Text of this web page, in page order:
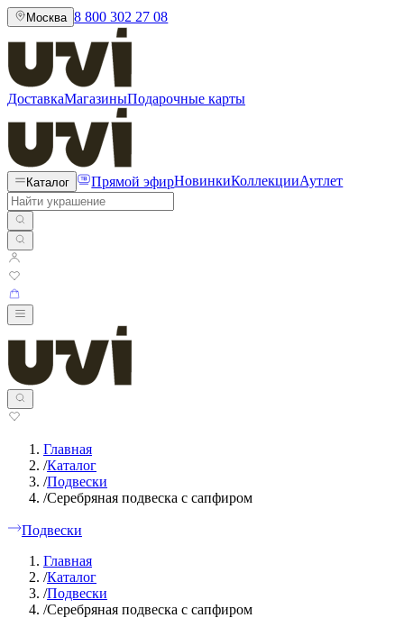
Москва 8 800 302 27 08
ДоставкаМагазиныПодарочные карты
Каталог Прямой эфирНовинкиКоллекцииАутлет
Главная
/Каталог
/Подвески
/Серебряная подвеска с сапфиром
Подвески
Главная
/Каталог
/Подвески
/Серебряная подвеска с сапфиром